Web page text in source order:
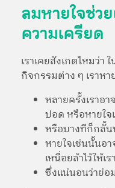
ลมหายใจช่ว
ความเครียด
เราเคยสังเกตไหมว่า
กิจกรรมต่าง ๆ เราห
หลายครั้งเราอา
ปอด หรือหายใ
หรือบางทีก็กลั้น
หายใจเช่นนั้นอ
เหนื่อยล้าไว้ให้เร
ซึ่งแน่นอนว่าย่อ